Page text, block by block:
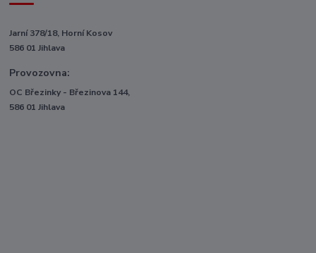
Jarní 378/18, Horní Kosov
586 01 Jihlava
Provozovna:
OC Březinky - Březinova 144,
586 01 Jihlava